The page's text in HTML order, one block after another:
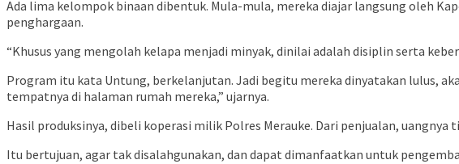
Ada lima kelompok binaan dibentuk. Mula-mula, mereka diajar langsung oleh
penghargaan.
“Khusus yang mengolah kelapa menjadi minyak, dinilai adalah disiplin serta
Program itu kata Untung, berkelanjutan. Jadi begitu mereka dinyatakan lulus,
tempatnya di halaman rumah mereka,” ujarnya.
Hasil produksinya, dibeli koperasi milik Polres Merauke. Dari penjualan,
Itu bertujuan, agar tak disalahgunakan, dan dapat dimanfaatkan untuk